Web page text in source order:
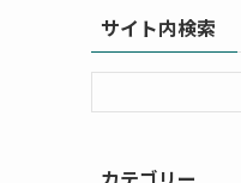
サイト内検索